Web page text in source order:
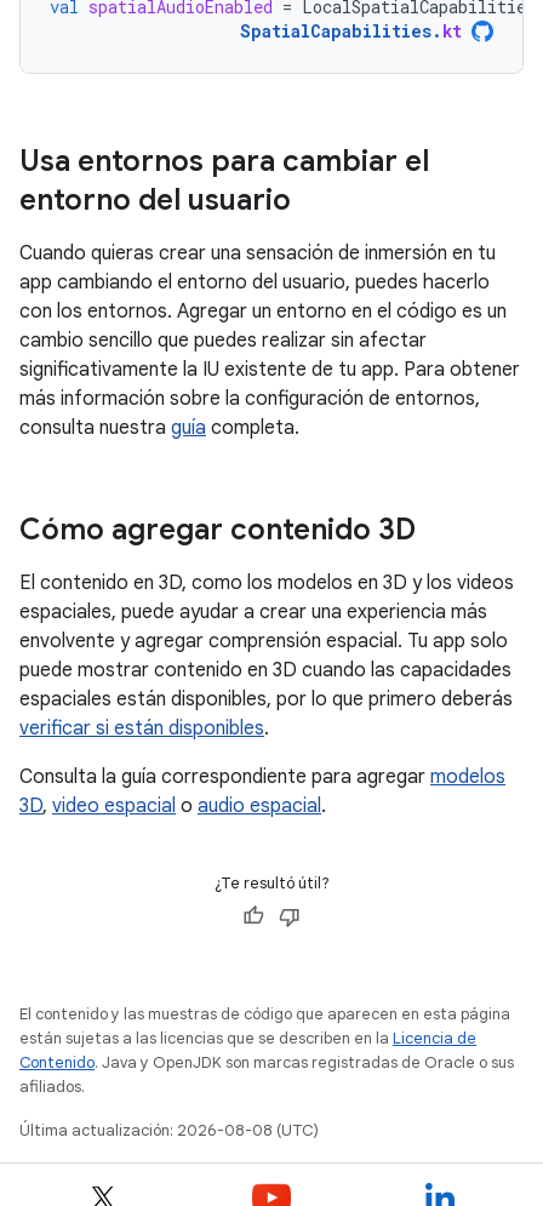
val spatialAudioEnabled = LocalSpatialCapabilities
SpatialCapabilities. kt
Usa entornos para cambiar el
entorno del usuario
Cuando quieras crear una sensación de inmersión en tu
app cambiando el entorno del usuario, puedes hacerlo
con los entornos. Agregar un entorno en el código es un
cambio sencillo que puedes realizar sin afectar
significativamente la IU existente de tu app. Para obtener
más información sobre la configuración de entornos,
consulta nuestra guía completa.
Cómo agregar contenido 3D
El contenido en 3D, como los modelos en 3D y los videos
espaciales, puede ayudar a crear una experiencia más
envolvente y agregar comprensión espacial. Tu app solo
puede mostrar contenido en 3D cuando las capacidades
espaciales están disponibles, por lo que primero deberás
verificar si están disponibles.
Consulta la guía correspondiente para agregar modelos
3D, video espacial o audio espacial .
¿Te resultó útil?
El contenido y las muestras de código que aparecen en esta página
están sujetas a las licencias que se describen en la Licencia de
Contenido. Java y OpenJDK son marcas registradas de Oracle o sus
afiliados.
Última actualización: 2026-08-08 (UTC)